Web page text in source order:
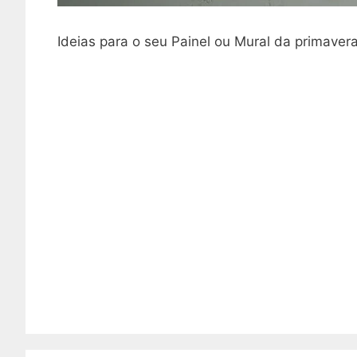
Ideias para o seu Painel ou Mural da